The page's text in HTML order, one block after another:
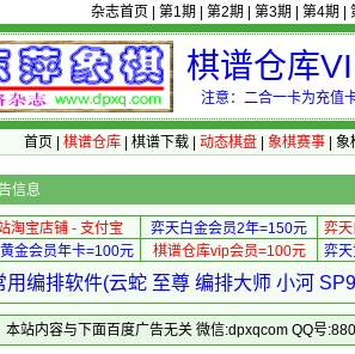
杂志首页 第1期 第2期 第3期 第4期
棋谱仓库
注意：二合一卡为充值
首页 棋谱仓库| 棋谱下载| 动态棋盘| 象棋赛事| 象
信息
淘宝店铺 - 支付宝 弈天白金会员2年=150元
弈
金会员年卡=100元
棋谱仓库vip会员=100元 弈
用编排软件(云蛇 至尊 编排大师 小河
本站内容与下面百度广告无关 微信:dpxqcom QQ号